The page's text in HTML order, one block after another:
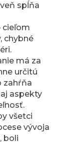
spĺňa
cieľom
chybné
má za
určitú
zahŕňa
aspekty
všetci
vývoja
boli